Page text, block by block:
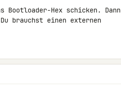
Hex schicken. Dann
brauchst einen externen